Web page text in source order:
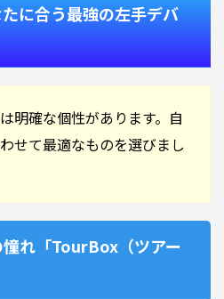
に合う最強の左手デバ
明確な個性があります。自
せて最適なものを選びまし
れ「TourBox（ツアー